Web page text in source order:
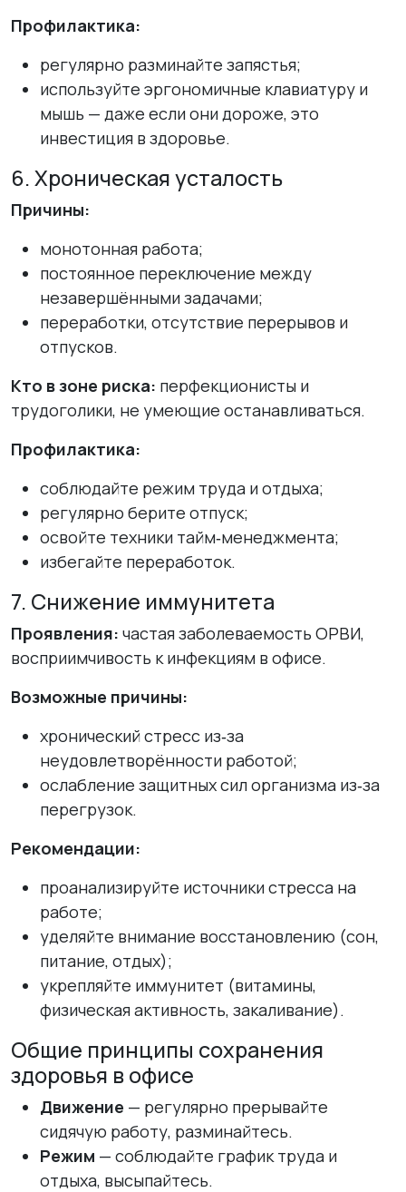
Профилактика:
регулярно разминайте запястья;
используйте эргономичные клавиатуру и
мышь — даже если они дороже, это
инвестиция в здоровье.
6. Хроническая усталость
Причины:
монотонная работа;
постоянное переключение между
незавершёнными задачами;
переработки, отсутствие перерывов и
отпусков.
Кто в зоне риска: перфекционисты и
трудоголики, не умеющие останавливаться.
Профилактика:
соблюдайте режим труда и отдыха;
регулярно берите отпуск;
освойте техники тайм‑менеджмента;
избегайте переработок.
7. Снижение иммунитета
Проявления: частая заболеваемость ОРВИ,
восприимчивость к инфекциям в офисе.
Возможные причины:
хронический стресс из‑за
неудовлетворённости работой;
ослабление защитных сил организма из‑за
перегрузок.
Рекомендации:
проанализируйте источники стресса на
работе;
уделяйте внимание восстановлению (сон,
питание, отдых);
укрепляйте иммунитет (витамины,
физическая активность, закаливание).
Общие принципы сохранения
здоровья в офисе
Движение — регулярно прерывайте
сидячую работу, разминайтесь.
Режим — соблюдайте график труда и
отдыха, высыпайтесь.